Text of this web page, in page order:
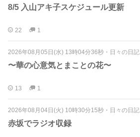
8/5 入山アキ子スケジュール更新
22 1
2026年08月05日(水) 13時04分36秒 ・ 日々の日記
〜華の心意気とまことの花〜
13 1
2026年08月04日(火) 10時30分15秒 ・ 日々の日記
赤坂でラジオ収録